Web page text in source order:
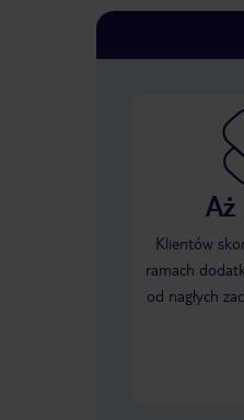
Aż
Klientów
ramach
od nagłych